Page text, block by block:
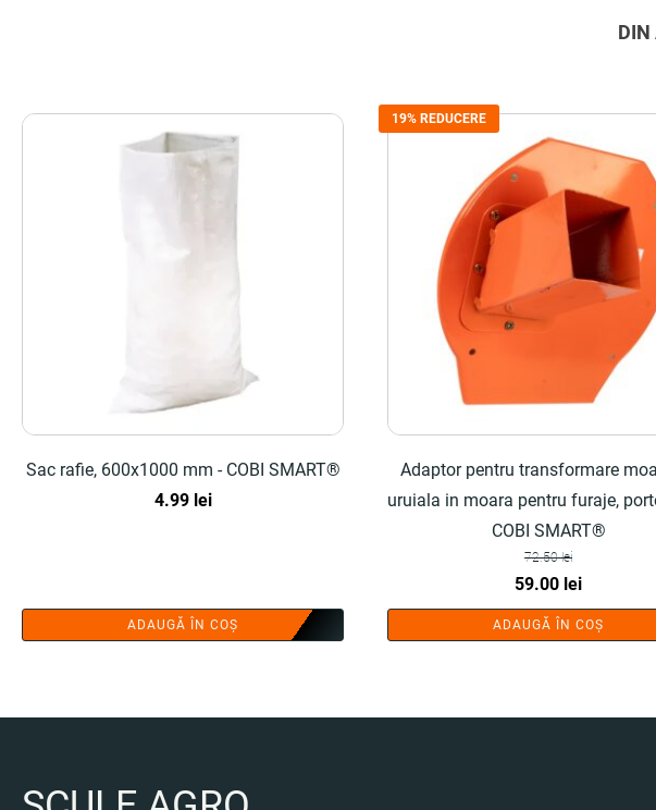
DIN
Sac rafie, 600x1000 mm - COBI SMART®
4.99 lei
ADAUGĂ ÎN COȘ
19% REDUCERE
Adaptor pentru transformare
uruiala in moara pentru furaje,
COBI SMART®
72.50lei
Prețul
inițial
a
59.00 leiPrețul
curent
este:
ADAUGĂ ÎN COȘ